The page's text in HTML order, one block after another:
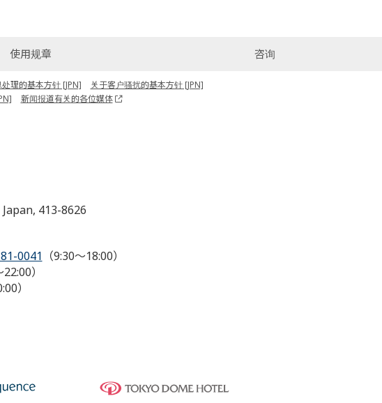
使用规章 咨询
理的基本方针 [JPN]
关于客户骚扰的基本方针 [JPN]
新闻报道有关的各位媒体
413-8626
0041 （9:30～18:00）
）
）